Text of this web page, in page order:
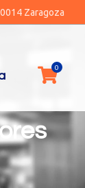
Zaragoza